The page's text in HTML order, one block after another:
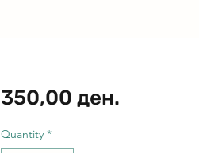
350,00 ден.Price
Quantity *